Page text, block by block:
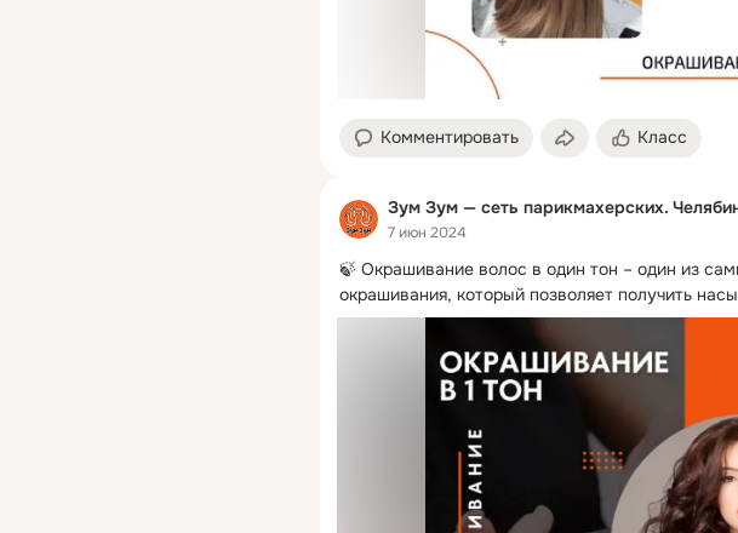
Комментировать Класс
Зум Зум — сеть парикмахерских.
7 июн 2024
🍃 Окрашивание волос в один тон – один из
окрашивания, который позволяет получить